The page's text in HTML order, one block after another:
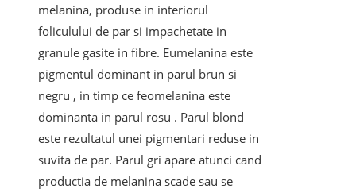
melanina, produse in interiorul
foliculului de par si impachetate in
granule gasite in fibre. Eumelanina este
pigmentul dominant in parul brun si
negru , in timp ce feomelanina este
dominanta in parul rosu . Parul blond
este rezultatul unei pigmentari reduse in
suvita de par. Parul gri apare atunci cand
productia de melanina scade sau se